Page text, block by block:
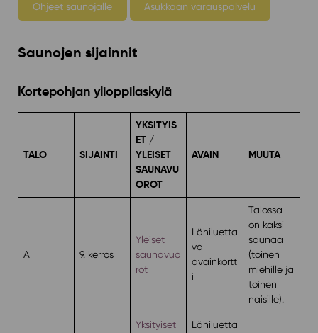
Ohjeet saunojalle Asukkaan varauspalvelu
Saunojen sijainnit
Kortepohjan ylioppilaskylä
TALO SIJAINTI
YKSITYIS
ET /
YLEISET
SAUNAVU
OROT
AVAIN MUUTA
A 9. kerros
Yleiset
saunavuo
rot
Lähiluetta
va
avainkortt
i
Talossa
on kaksi
saunaa
(toinen
miehille ja
toinen
naisille).
Yksityiset
Lähiluetta